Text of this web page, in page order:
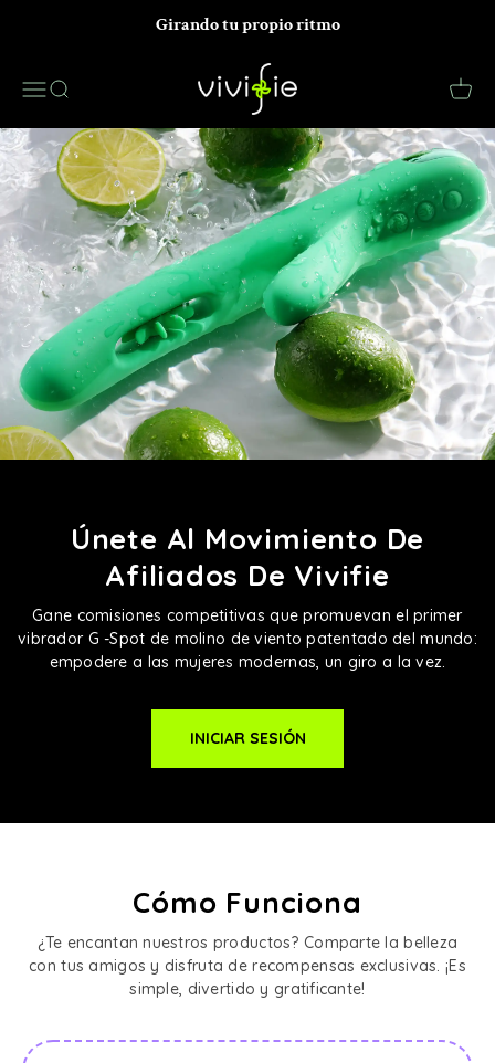
Girando tu propio ritmo
MenúBuscar
VIVIFIE Official
Carro
Únete Al Movimiento De
Afiliados De Vivifie
Gane comisiones competitivas que promuevan el primer
vibrador G -Spot de molino de viento patentado del mundo:
empodere a las mujeres modernas, un giro a la vez.
INICIAR SESIÓN
Cómo Funciona
¿Te encantan nuestros productos? Comparte la belleza
con tus amigos y disfruta de recompensas exclusivas. ¡Es
simple, divertido y gratificante!